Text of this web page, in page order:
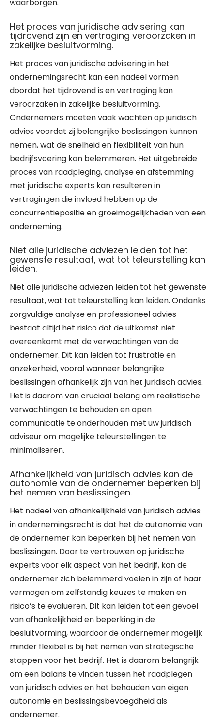
waarborgen.
Het proces van juridische advisering kan
tijdrovend zijn en vertraging veroorzaken in
zakelijke besluitvorming.
Het proces van juridische advisering in het
ondernemingsrecht kan een nadeel vormen
doordat het tijdrovend is en vertraging kan
veroorzaken in zakelijke besluitvorming.
Ondernemers moeten vaak wachten op juridisch
advies voordat zij belangrijke beslissingen kunnen
nemen, wat de snelheid en flexibiliteit van hun
bedrijfsvoering kan belemmeren. Het uitgebreide
proces van raadpleging, analyse en afstemming
met juridische experts kan resulteren in
vertragingen die invloed hebben op de
concurrentiepositie en groeimogelijkheden van een
onderneming.
Niet alle juridische adviezen leiden tot het
gewenste resultaat, wat tot teleurstelling kan
leiden.
Niet alle juridische adviezen leiden tot het gewenste
resultaat, wat tot teleurstelling kan leiden. Ondanks
zorgvuldige analyse en professioneel advies
bestaat altijd het risico dat de uitkomst niet
overeenkomt met de verwachtingen van de
ondernemer. Dit kan leiden tot frustratie en
onzekerheid, vooral wanneer belangrijke
beslissingen afhankelijk zijn van het juridisch advies.
Het is daarom van cruciaal belang om realistische
verwachtingen te behouden en open
communicatie te onderhouden met uw juridisch
adviseur om mogelijke teleurstellingen te
minimaliseren.
Afhankelijkheid van juridisch advies kan de
autonomie van de ondernemer beperken bij
het nemen van beslissingen.
Het nadeel van afhankelijkheid van juridisch advies
in ondernemingsrecht is dat het de autonomie van
de ondernemer kan beperken bij het nemen van
beslissingen. Door te vertrouwen op juridische
experts voor elk aspect van het bedrijf, kan de
ondernemer zich belemmerd voelen in zijn of haar
vermogen om zelfstandig keuzes te maken en
risico’s te evalueren. Dit kan leiden tot een gevoel
van afhankelijkheid en beperking in de
besluitvorming, waardoor de ondernemer mogelijk
minder flexibel is bij het nemen van strategische
stappen voor het bedrijf. Het is daarom belangrijk
om een balans te vinden tussen het raadplegen
van juridisch advies en het behouden van eigen
autonomie en beslissingsbevoegdheid als
ondernemer.